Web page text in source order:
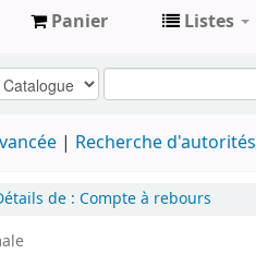
Panier Listes
Recherche d'autorités
de : Compte à rebours